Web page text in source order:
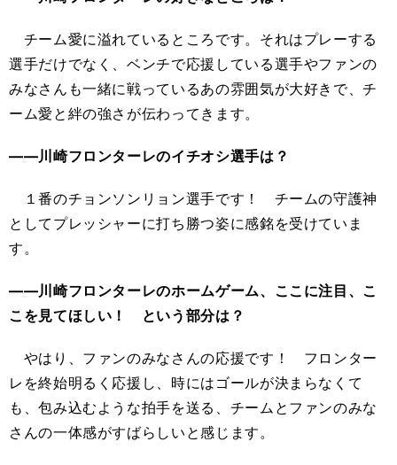
チーム愛に溢れているところです。それはプレーする
選手だけでなく、ベンチで応援している選手やファンの
みなさんも一緒に戦っているあの雰囲気が大好きで、チ
ーム愛と絆の強さが伝わってきます。
――川崎フロンターレのイチオシ選手は？
１番のチョンソンリョン選手です！ チームの守護神
としてプレッシャーに打ち勝つ姿に感銘を受けていま
す。
――川崎フロンターレのホームゲーム、ここに注目、こ
こを見てほしい！ という部分は？
やはり、ファンのみなさんの応援です！ フロンター
レを終始明るく応援し、時にはゴールが決まらなくて
も、包み込むような拍手を送る、チームとファンのみな
さんの一体感がすばらしいと感じます。